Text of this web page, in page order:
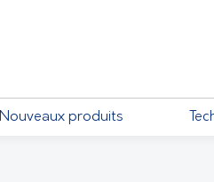
Nouveaux produits